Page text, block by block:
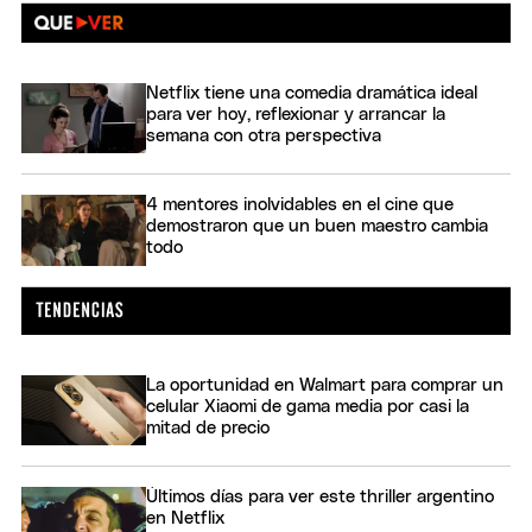
Netflix tiene una comedia dramática ideal
para ver hoy, reflexionar y arrancar la
semana con otra perspectiva
4 mentores inolvidables en el cine que
demostraron que un buen maestro cambia
todo
La oportunidad en Walmart para comprar un
celular Xiaomi de gama media por casi la
mitad de precio
Últimos días para ver este thriller argentino
en Netflix